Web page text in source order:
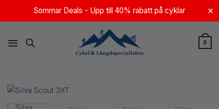
Sommar Deals - Upp till 40% rabatt på cyklar ✕
0